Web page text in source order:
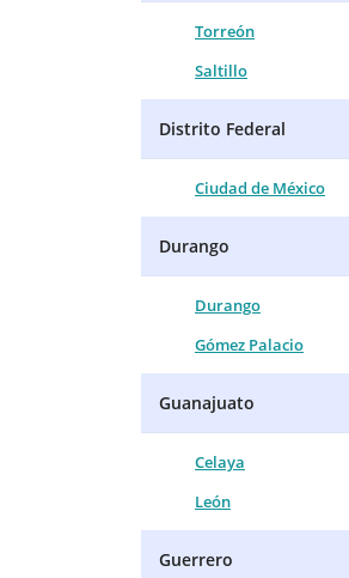
Torreón
Saltillo
Distrito Federal
Ciudad de México
Durango
Durango
Gómez Palacio
Guanajuato
Celaya
León
Guerrero